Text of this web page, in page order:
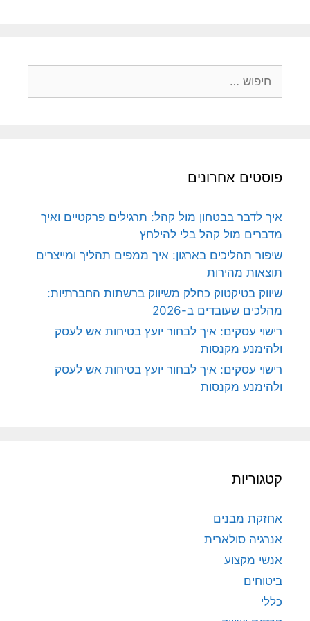
פוסטים אחרונים
איך לדבר בבטחון מול קהל: תרגילים פרקטיים ואיך
מדברים מול קהל בלי להילחץ
שיפור תהליכים בארגון: איך ממפים תהליך ומייצרים
תוצאות מהירות
שיווק בטיקטוק כחלק משיווק ברשתות החברתיות:
מהלכים שעובדים ב-2026
רישוי עסקים: איך לבחור יועץ בטיחות אש לעסק
ולהימנע מקנסות
רישוי עסקים: איך לבחור יועץ בטיחות אש לעסק
ולהימנע מקנסות
קטגוריות
אחזקת מבנים
אנרגיה סולארית
אנשי מקצוע
ביטוחים
כללי